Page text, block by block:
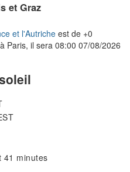
et Graz
et l'Autriche est de +0
Paris, il sera 08:00 07/08/2026
41 minutes